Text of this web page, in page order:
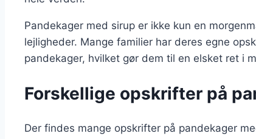
Pandekager med sirup er ikke kun en
lejligheder. Mange familier har deres egne
pandekager, hvilket gør dem til en elsket ret i
Forskellige opskrifter på
Der findes mange opskrifter på pandekager